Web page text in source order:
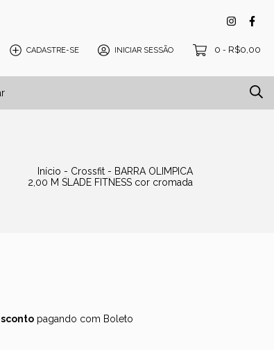
CADASTRE-SE INICIAR SESSÃO 0 - R$0,00
Início - Crossfit - BARRA OLIMPICA
2,00 M SLADE FITNESS cor cromada
pagando com Boleto